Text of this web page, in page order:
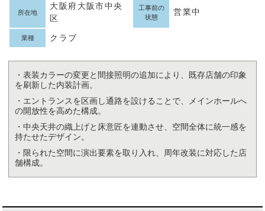
所在地
大阪府大阪市中央
区
工事前の
状態
営業中
業種 クラブ
・表装カラーの変更と間接照明の追加により、既存店舗の印象
を刷新した内装計画。
・エントランスを区画し通路を設けることで、メインホールへ
の開放性を高めた構成。
・中央天井の織上げと床意匠を連動させ、空間全体に統一感を
持たせたデザイン。
・限られた空間に演出要素を取り入れ、周年改装に対応した店
舗構成。